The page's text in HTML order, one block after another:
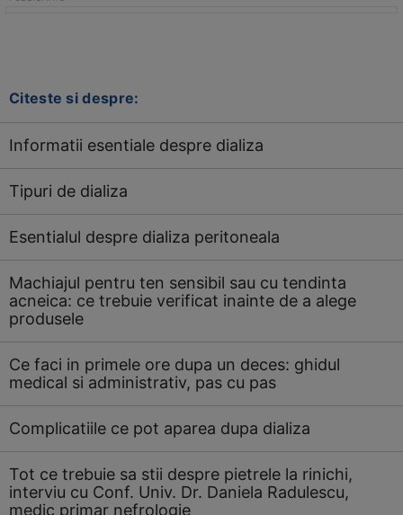
Citeste si despre:
Informatii esentiale despre dializa
Tipuri de dializa
Esentialul despre dializa peritoneala
Machiajul pentru ten sensibil sau cu tendinta
acneica: ce trebuie verificat inainte de a alege
produsele
Ce faci in primele ore dupa un deces: ghidul
medical si administrativ, pas cu pas
Complicatiile ce pot aparea dupa dializa
Tot ce trebuie sa stii despre pietrele la rinichi,
interviu cu Conf. Univ. Dr. Daniela Radulescu,
medic primar nefrologie